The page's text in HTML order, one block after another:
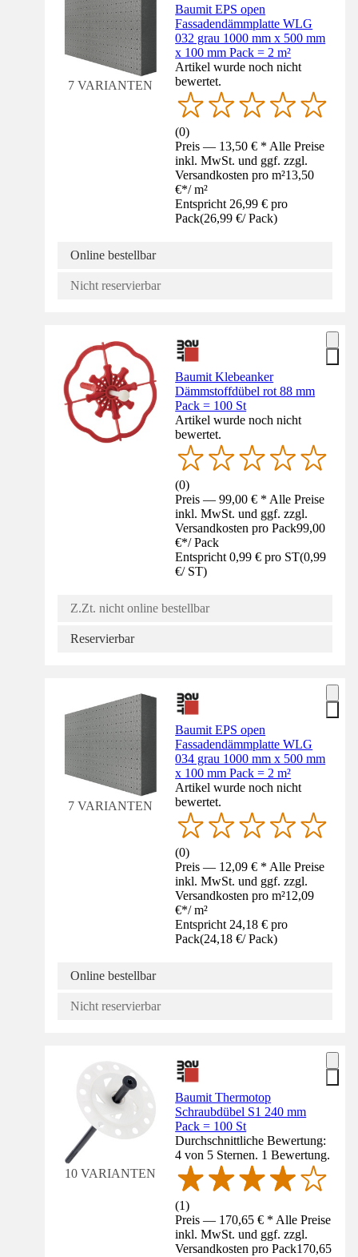
7 VARIANTEN
Baumit EPS open
Fassadendämmplatte WLG
032 grau 1000 mm x 500 mm
x 100 mm Pack = 2 m²
Artikel wurde noch nicht
bewertet.
(0)
Preis — 13,50 € * Alle Preise
inkl. MwSt. und ggf. zzgl.
Versandkosten pro m²13,50
€*/ m²
Entspricht 26,99 € pro
Pack(26,99 €/ Pack)
Online bestellbar
Nicht reservierbar
Baumit Klebeanker
Dämmstoffdübel rot 88 mm
Pack = 100 St
Artikel wurde noch nicht
bewertet.
(0)
Preis — 99,00 € * Alle Preise
inkl. MwSt. und ggf. zzgl.
Versandkosten pro Pack99,00
€*/ Pack
Entspricht 0,99 € pro ST(0,99
€/ ST)
Z.Zt. nicht online bestellbar
Reservierbar
7 VARIANTEN
Baumit EPS open
Fassadendämmplatte WLG
034 grau 1000 mm x 500 mm
x 100 mm Pack = 2 m²
Artikel wurde noch nicht
bewertet.
(0)
Preis — 12,09 € * Alle Preise
inkl. MwSt. und ggf. zzgl.
Versandkosten pro m²12,09
€*/ m²
Entspricht 24,18 € pro
Pack(24,18 €/ Pack)
Online bestellbar
Nicht reservierbar
10 VARIANTEN
Baumit Thermotop
Schraubdübel S1 240 mm
Pack = 100 St
Durchschnittliche Bewertung:
4 von 5 Sternen. 1 Bewertung.
(1)
Preis — 170,65 € * Alle Preise
inkl. MwSt. und ggf. zzgl.
Versandkosten pro Pack170,65